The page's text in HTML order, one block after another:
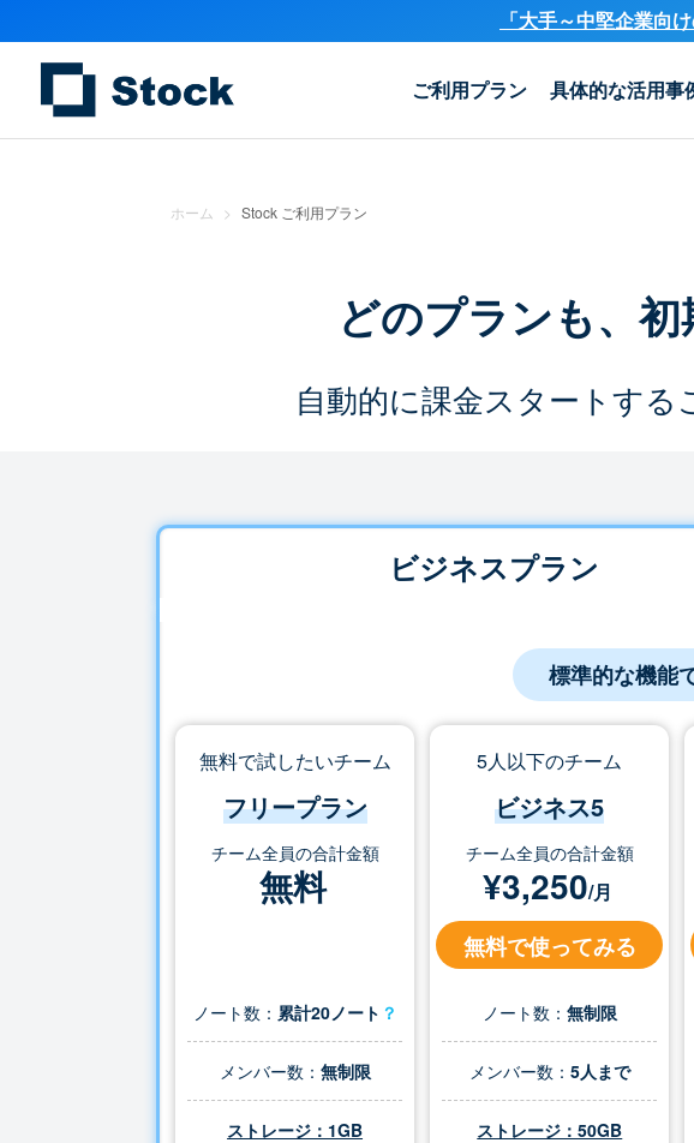
「大手～中堅企業向
ご利用プラン 具体的な活用事
ホーム > Stock ご利用プラン
どのプランも、初
自動的に課金スタートする
ビジネスプラン
標準的な機能
無料で試したいチーム
フリープラン
チーム全員の合計金額
無料
ノート数： 累計20ノート ？
メンバー数： 無制限
ストレージ：1GB
5人以下のチーム
ビジネス5
チーム全員の合計金額
¥3,250/月
無料で使ってみる
ノート数： 無制限
メンバー数： 5人まで
ストレージ：50GB